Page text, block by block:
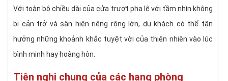
Với toàn bộ chiều dài của cửa trượt pha lê với tầm nhìn không
bị cản trở và sân hiên riêng rộng lớn, du khách có thể tận
hưởng những khoảnh khắc tuyệt vời của thiên nhiên vào lúc
bình minh hay hoàng hôn.
Tiện nghi chung của các hạng phòng